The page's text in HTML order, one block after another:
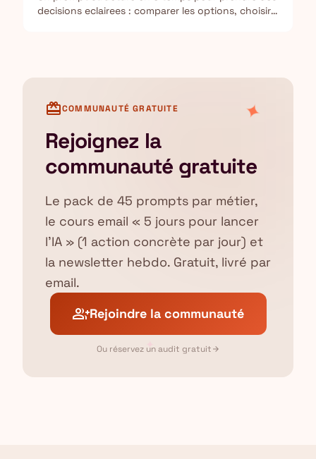
decisions eclairees : comparer les options, choisir
✦
✦
card_giftcardCOMMUNAUTÉ GRATUITE
Rejoignez la
communauté gratuite
Le pack de 45 prompts par métier,
le cours email « 5 jours pour lancer
l'IA » (1 action concrète par jour) et
la newsletter hebdo. Gratuit, livré par
email.
group_addRejoindre la communauté
Ou réservez un audit gratuit arrow_forward